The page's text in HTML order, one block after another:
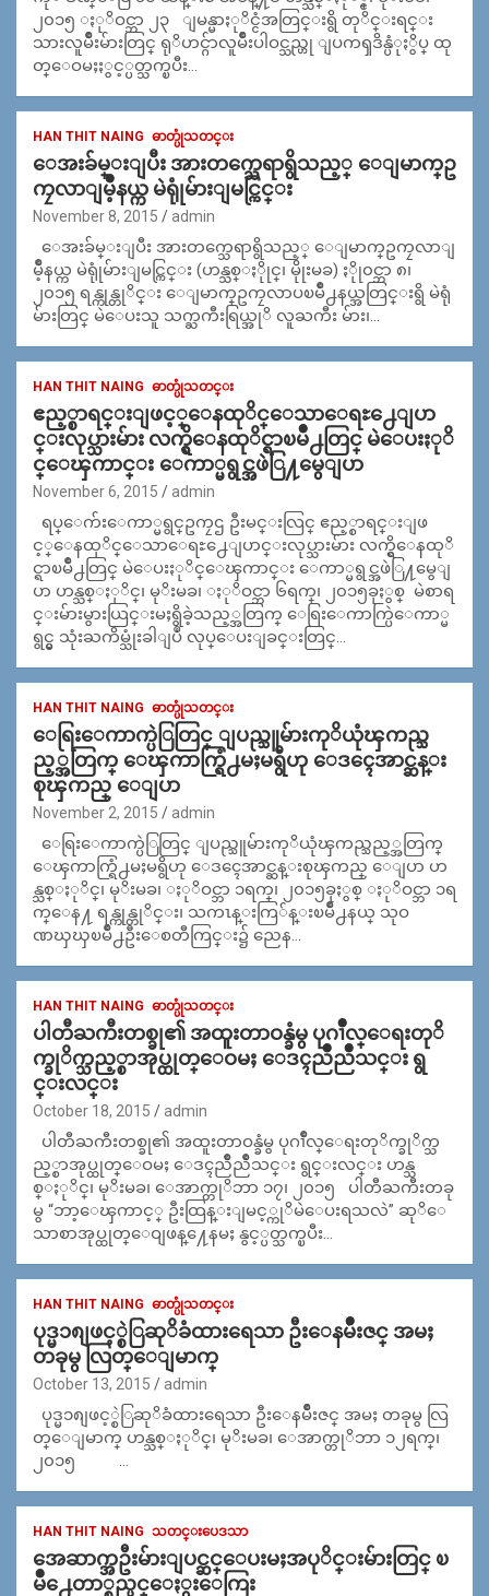
၂၀၁၅ ႏုိဝင္ဘာ ၂၃ ျမန္မာႏုိင္ငံအတြင္းရွိ တုိင္းရင္း
သားလူမ်ိဳးမ်ားတြင္ ရုိဟင္ဂ်ာလူမ်ိဳးပါဝင္သည္ဟု ျပကၡဒိန္ပံုႏွိပ္ ထု
တ္ေဝမႈႏွင့္ပတ္သက္ၿပီး…
HAN THIT NAING ဓာတ္ပုံသတင္း
ေအးခ်မ္းျပီး အားတက္သေရာရွိသည့္ ေျမာက္ဥ
ကၠလာျမိဳ့နယ္က မဲရုုံမ်ားျမင္ကြင္း
November 8, 2015 admin
ေအးခ်မ္းျပီး အားတက္သေရာရွိသည့္ ေျမာက္ဥကၠလာျ
မိဳ့နယ္က မဲရုုံမ်ားျမင္ကြင္း (ဟန္သစ္ႏိုုင္၊ မိုုးမခ) ႏိုု၀င္ဘာ ၈၊
၂၀၁၅ ရန္ကုန္တုိင္း ေျမာက္ဥကၠလာပၿမိဳ႕နယ္အတြင္းရွိ မဲရုံ
မ်ားတြင္ မဲေပးသူ သက္ႀကီးရြယ္အုိ လူႀကီး မ်ား၊…
HAN THIT NAING ဓာတ္ပုံသတင္း
ဧည့္စာရင္းျဖင့္ေနထုိင္ေသာေရႊ႕ေျပာ
င္းလုပ္သားမ်ား လက္ရွိေနထုိင္ရာၿမိဳ႕တြင္ မဲေပးႏုိ
င္ေၾကာင္း ေကာ္မရွင္အဖဲြ႔မွေျပာ
November 6, 2015 admin
ရပ္ေက်းေကာ္မရွင္ဥကၠဌ ဦးမင္းလြင္ ဧည့္စာရင္းျဖ
င့္ေနထုိင္ေသာေရႊ႕ေျပာင္းလုပ္သားမ်ား လက္ရွိေနထုိ
င္ရာၿမိဳ႕တြင္ မဲေပးႏုိင္ေၾကာင္း ေကာ္မရွင္အဖဲြ႔မွေျ
ပာ ဟန္သစ္ႏုိင္၊ မုိးမခ၊ ႏုိဝင္ဘာ ၆ရက္၊ ၂၀၁၅ခုႏွစ္ မဲစာရ
င္းမ်ားမွားယြင္းမႈရွိခဲ့သည့္အတြက္ ေရြးေကာက္ပြဲေကာ္မ
ရွင္မွ သုံးႀကိမ္သုံးခါျပဳ လုပ္ေပးျခင္းတြင္…
HAN THIT NAING ဓာတ္ပုံသတင္း
ေရြးေကာက္ပဲြတြင္ ျပည္သူမ်ားကုိယုံၾကည္သ
ည့္အတြက္ ေၾကာက္ရြံ႕မႈမရွိဟု ေဒၚေအာင္ဆန္း
စုၾကည္ ေျပာ
November 2, 2015 admin
ေရြးေကာက္ပဲြတြင္ ျပည္သူမ်ားကုိယုံၾကည္သည့္အတြက္
ေၾကာက္ရြံ႕မႈမရွိဟု ေဒၚေအာင္ဆန္းစုၾကည္ ေျပာ ဟ
န္သစ္ႏုိင္၊ မုိးမခ၊ ႏုိဝင္ဘာ ၁ရက္၊ ၂၀၁၅ခုႏွစ္ ႏုိဝင္ဘာ ၁ရ
က္ေန႔ ရန္ကုန္တုိင္း၊ သကၤန္းကြ်န္းၿမိဳ႕နယ္ သုဝ
ဏၰၰၿမိဳ႕ဦးေစတီကြင္း၌ ညေန…
HAN THIT NAING ဓာတ္ပုံသတင္း
ပါတီႀကီးတစ္ခု၏ အထူးတာဝန္ခံမွ ပုဂၢဳိလ္ေရးတုိ
က္ခုိက္သည့္စာအုပ္ထုတ္ေဝမႈ ေဒၚညိဳညိဳသင္း ရွ
င္းလင္း
October 18, 2015 admin
ပါတီႀကီးတစ္ခု၏ အထူးတာဝန္ခံမွ ပုဂၢဳိလ္ေရးတုိက္ခုိက္သ
ည့္စာအုပ္ထုတ္ေဝမႈ ေဒၚညိဳညိဳသင္း ရွင္းလင္း ဟန္သ
စ္ႏုိင္၊ မုိးမခ၊ ေအာက္တုိဘာ ၁၇၊ ၂၀၁၅ ပါတီႀကီးတခု
မွ “ဘာ့ေၾကာင့္ ဦးထြန္းျမင့္ကုိမဲေပးရသလဲ” ဆုိေ
သာစာအုပ္ထုတ္ေဝျဖန္႔ေနမႈ နွင့္ပတ္သက္ၿပီး…
HAN THIT NAING ဓာတ္ပုံသတင္း
ပုဒ္မ၁၈ျဖင့္စဲြဆုိခံထားရေသာ ဦးေနမ်ိဳးဇင္ အမႈ
တခုမွ လြတ္ေျမာက္
October 13, 2015 admin
ပုဒ္မ၁၈ျဖင့္စဲြဆုိခံထားရေသာ ဦးေနမ်ိဳးဇင္ အမႈ တခုမွ လြ
တ္ေျမာက္ ဟန္သစ္ႏုိင္၊ မုိးမခ၊ ေအာက္တုိဘာ ၁၂ရက္၊
၂၀၁၅ …
HAN THIT NAING သတင္းပေဒသာ
အေဆာက္အဦးမ်ားျပင္ဆင္ေပးမႈအပုိင္းမ်ားတြင္ ၿ
မိဳ႕ေတာ္စည္ပင္ေႏွးေကြး